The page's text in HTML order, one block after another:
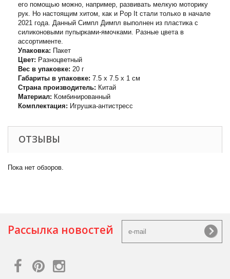
его помощью можно, например, развивать мелкую моторику
рук. Но настоящим хитом, как и Pop It стали только в начале
2021 года. Данный Симпл Димпл выполнен из пластика с
силиконовыми пупырками-ямочками. Разные цвета в
ассортименте.
Упаковка: Пакет
Цвет: Разноцветный
Вес в упаковке: 20 г
Габариты в упаковке: 7.5 x 7.5 x 1 см
Cтрана производитель: Китай
Материал: Комбинированный
Комплектация: Игрушка-антистресс
ОТЗЫВЫ
Пока нет обзоров.
Рассылка новостей